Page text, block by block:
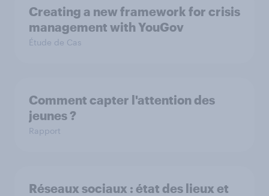
Creating a new framework for crisis
management with YouGov
Étude de Cas
Comment capter l'attention des
jeunes ?
Rapport
Réseaux sociaux : état des lieux et